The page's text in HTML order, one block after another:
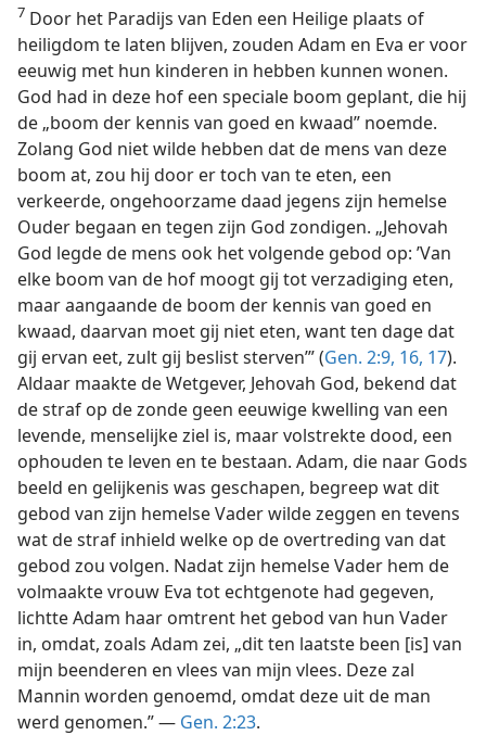
7 Door het Paradijs van Eden een Heilige plaats of
heiligdom te laten blijven, zouden Adam en Eva er voor
eeuwig met hun kinderen in hebben kunnen wonen.
God had in deze hof een speciale boom geplant, die hij
de „boom der kennis van goed en kwaad” noemde.
Zolang God niet wilde hebben dat de mens van deze
boom at, zou hij door er toch van te eten, een
verkeerde, ongehoorzame daad jegens zijn hemelse
Ouder begaan en tegen zijn God zondigen. „Jehovah
God legde de mens ook het volgende gebod op: ’Van
elke boom van de hof moogt gij tot verzadiging eten,
maar aangaande de boom der kennis van goed en
kwaad, daarvan moet gij niet eten, want ten dage dat
gij ervan eet, zult gij beslist sterven’” (Gen. 2:9, 16, 17).
Aldaar maakte de Wetgever, Jehovah God, bekend dat
de straf op de zonde geen eeuwige kwelling van een
levende, menselijke ziel is, maar volstrekte dood, een
ophouden te leven en te bestaan. Adam, die naar Gods
beeld en gelijkenis was geschapen, begreep wat dit
gebod van zijn hemelse Vader wilde zeggen en tevens
wat de straf inhield welke op de overtreding van dat
gebod zou volgen. Nadat zijn hemelse Vader hem de
volmaakte vrouw Eva tot echtgenote had gegeven,
lichtte Adam haar omtrent het gebod van hun Vader
in, omdat, zoals Adam zei, „dit ten laatste been [is] van
mijn beenderen en vlees van mijn vlees. Deze zal
Mannin worden genoemd, omdat deze uit de man
werd genomen.” — Gen. 2:23.